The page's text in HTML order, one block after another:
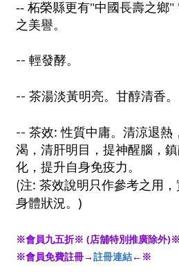
-- 柘榮縣更有"中國長壽之鄉
之美譽。
-- 輕發酵。
-- 茶湯淡黃明亮。甘醇清香。
-- 茶效:性質中庸。清涼退熱
渴，清肝明目，提神醒腦，
化，提升自身免疫力。
(注: 茶效說明只作參考之用
身體狀況。 )
※會員九五折※ (店舖特別推廣除外)※
※會員免費註冊→註冊連結←※